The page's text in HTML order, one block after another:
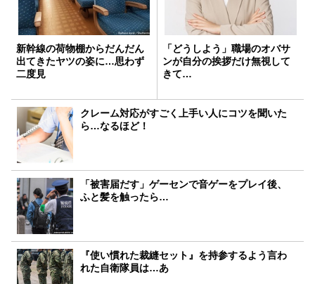
新幹線の荷物棚からだんだん
出てきたヤツの姿に…思わず
二度見
「どうしよう」職場のオバサ
ンが自分の挨拶だけ無視して
きて…
クレーム対応がすごく上手い人にコツを聞いた
ら…なるほど！
「被害届だす」ゲーセンで音ゲーをプレイ後、
ふと髪を触ったら…
『使い慣れた裁縫セット』を持参するよう言わ
れた自衛隊員は…あ